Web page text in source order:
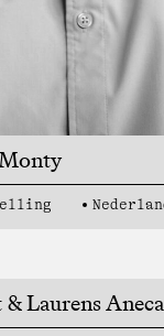
Laurens Aneca